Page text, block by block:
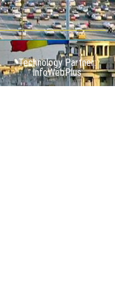
Technology Partner:
InfoWebPlus